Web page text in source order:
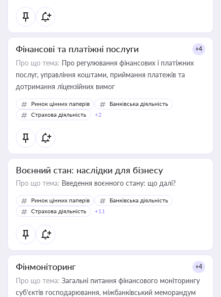
Фінансові та платіжні послуги +4
Про що тема: Про регулювання фінансових і платіжних
послуг, управління коштами, приймання платежів та
дотримання ліцензійних вимог
Ринок цінних паперів
Банківська діяльність
Страхова діяльність
+2
Воєнний стан: наслідки для бізнесу
Про що тема: Введення воєнного стану: що далі?
Ринок цінних паперів
Банківська діяльність
Страхова діяльність
+11
Фінмоніторинг +4
Про що тема: Загальні питання фінансового моніторингу
суб'єктів господарювання, міжбанківський меморандум